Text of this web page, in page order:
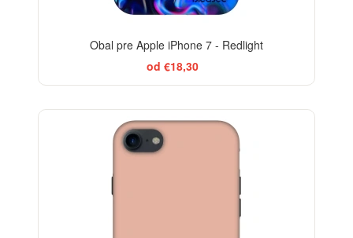
Obal pre Apple iPhone 7 - Redlight
od €18,30